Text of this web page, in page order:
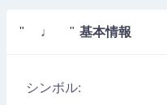
" ♩ " 基本情報
シンボル: